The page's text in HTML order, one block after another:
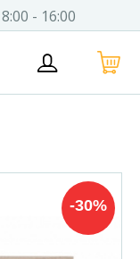
- 16:00
-30%